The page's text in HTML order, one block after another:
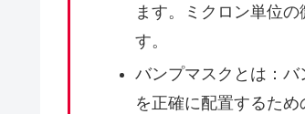
ます。ミクロン単位
す。
バンプマスクとは：バ
を正確に配置するた